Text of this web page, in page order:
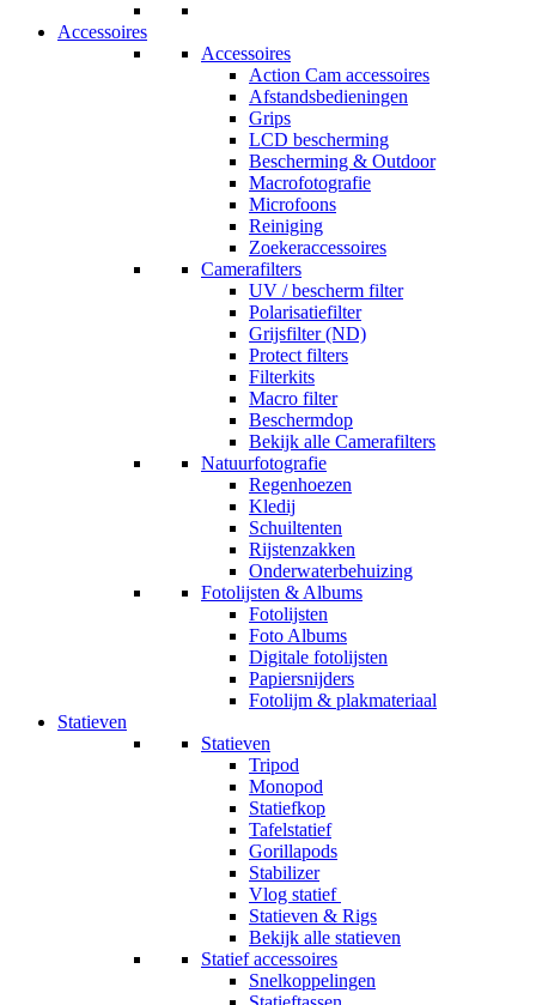
Accessoires
Accessoires
Action Cam accessoires
Afstandsbedieningen
Grips
LCD bescherming
Bescherming & Outdoor
Macrofotografie
Microfoons
Reiniging
Zoekeraccessoires
Camerafilters
UV / bescherm filter
Polarisatiefilter
Grijsfilter (ND)
Protect filters
Filterkits
Macro filter
Beschermdop
Bekijk alle Camerafilters
Natuurfotografie
Regenhoezen
Kledij
Schuiltenten
Rijstenzakken
Onderwaterbehuizing
Fotolijsten & Albums
Fotolijsten
Foto Albums
Digitale fotolijsten
Papiersnijders
Fotolijm & plakmateriaal
Statieven
Statieven
Tripod
Monopod
Statiefkop
Tafelstatief
Gorillapods
Stabilizer
Vlog statief
Statieven & Rigs
Bekijk alle statieven
Statief accessoires
Snelkoppelingen